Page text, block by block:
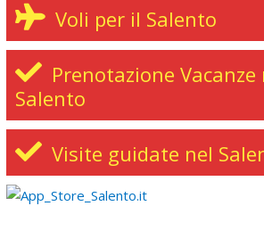
Voli per il Salento
Prenotazione Vacanze
Salento
Visite guidate nel